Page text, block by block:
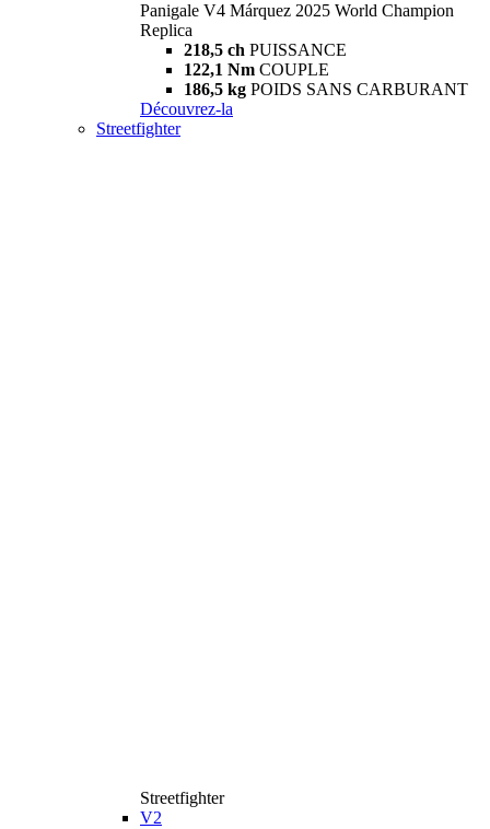
Panigale V4 Márquez 2025 World Champion
Replica
218,5 ch PUISSANCE
122,1 Nm COUPLE
186,5 kg POIDS SANS CARBURANT
Découvrez-la
Streetfighter
Streetfighter
V2